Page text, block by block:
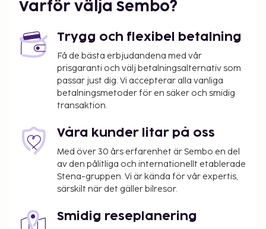
Varför välja Sembo?
Trygg och flexibel betalning
Få de bästa erbjudandena med vår
prisgaranti och välj betalningsalternativ som
passar just dig. Vi accepterar alla vanliga
betalningsmetoder för en säker och smidig
transaktion.
Våra kunder litar på oss
Med över 30 års erfarenhet är Sembo en del
av den pålitliga och internationellt etablerade
Stena-gruppen. Vi är kända för vår expertis,
särskilt när det gäller bilresor.
Smidig reseplanering